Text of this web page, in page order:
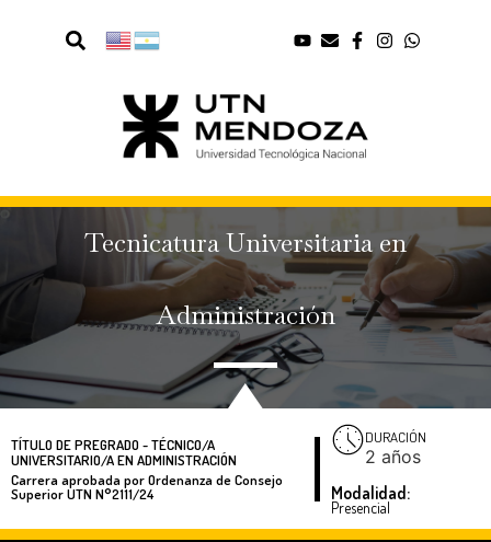
Tecnicatura Universitaria en
Administración
TÍTULO DE PREGRADO - TÉCNICO/A
UNIVERSITARIO/A EN ADMINISTRACIÓN
Carrera aprobada por Ordenanza de Consejo
Superior UTN N°2111/24
DURACIÓN
2 años
Modalidad:
Presencial